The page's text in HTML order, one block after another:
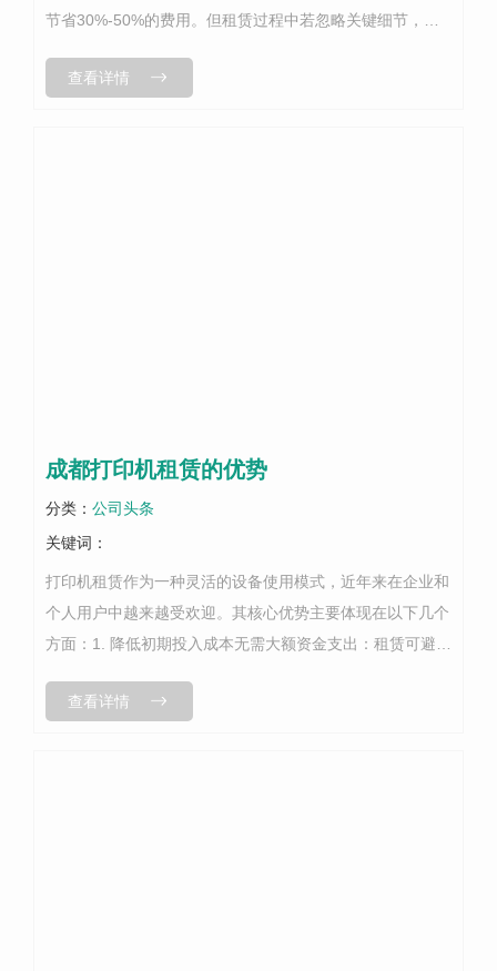
节省30%-50%的费用。但租赁过程中若忽略关键细节，易
一、..评估需求，避免浪...
查看详情
成都打印机租赁的优势
分类： 公司头条
关键词：
打印机租赁作为一种灵活的设备使用模式，近年来在企业和
个人用户中越来越受欢迎。其核心优势主要体现在以下几个
方面：1. 降低初期投入成本无需大额资金支出：租赁可避免
适合初创企业或预算有限的用户...
查看详情